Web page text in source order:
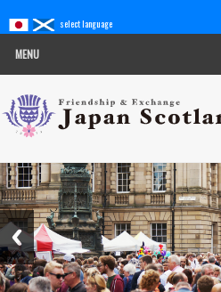
select language
MENU